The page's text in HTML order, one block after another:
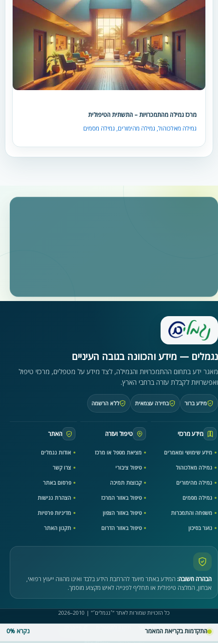
מרכז גמילה מהתמכרויות – התשתית הטיפולית
גמילה מאלכוהול, גמילה מהימורים, גמילה מסמים
נגמלים — מידע והכוונה בגובה העיניים
מאגר ידע בתחום ההתמכרויות והגמילה, לצד מידע על מטפלים, מרכזי טיפול
ואפשרויות לקבלת עזרה ברחבי הארץ.
מידע ברור בחירה עצמאית ללא הרשמה
מידע מרכזי
מידע שימושי ומאמרים
גמילה מאלכוהול
גמילה מהימורים
גמילה מסמים
משפחה והתמכרות
נוער בסיכון
טיפול ועזרה
מציאת מטפל או מרכז
טיפול ציבורי
קבוצות תמיכה
טיפול באזור המרכז
טיפול באזור הצפון
טיפול באזור הדרום
האתר
אודות נגמלים
צרו קשר
פרסום באתר
הצהרת נגישות
מדיניות פרטיות
תקנון האתר
הבהרה חשובה: המידע באתר מיועד להרחבת הידע בלבד ואינו מהווה ייעוץ רפואי,
אבחון, המלצה טיפולית או תחליף לפנייה לאיש מקצוע מוסמך.
כל הזכויות שמורות לאתר “׳נגמלים׳” | 2010–2026
מפת האתר
התקדמות בקריאת המאמר נקרא 0%